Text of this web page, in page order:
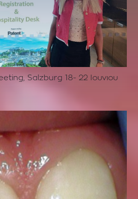
Salzburg 18- 22 Ιουνιου